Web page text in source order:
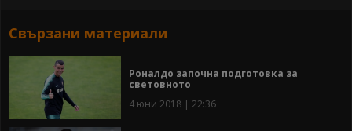
Свързани материали
Роналдо започна подготовка за
световното
4 юни 2018 | 22:36